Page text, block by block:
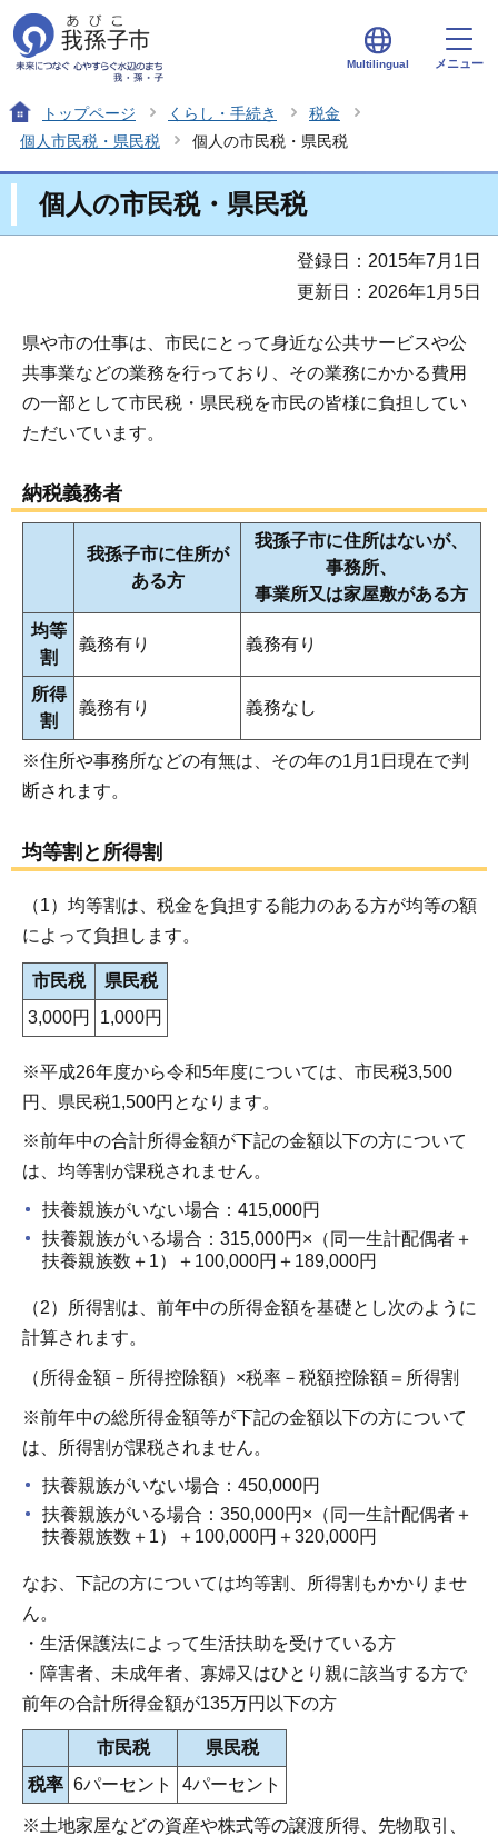
Multilingual メニュー
トップページ くらし・手続き
税金
個人市民税・県民税
個人の市民税・県民税
個人の市民税・県民税
登録日：2015年7月1日
更新日：2026年1月5日
県や市の仕事は、市民にとって身近な公共サービスや公
共事業などの業務を行っており、その業務にかかる費用
の一部として市民税・県民税を市民の皆様に負担してい
ただいています。
納税義務者
我孫子市に住所が
ある方
我孫子市に住所はないが、
事務所、
事業所又は家屋敷がある方
均等
割
義務有り 義務有り
所得
割
義務有り 義務なし
※住所や事務所などの有無は、その年の1月1日現在で判
断されます。
均等割と所得割
（1）均等割は、税金を負担する能力のある方が均等の額
によって負担します。
市民税
県民税
3,000円
1,000円
※平成26年度から令和5年度については、市民税3,500
円、県民税1,500円となります。
※前年中の合計所得金額が下記の金額以下の方について
は、均等割が課税されません。
扶養親族がいない場合：415,000円
扶養親族がいる場合：315,000円×（同一生計配偶者＋
扶養親族数＋1）＋100,000円＋189,000円
（2）所得割は、前年中の所得金額を基礎とし次のように
計算されます。
（所得金額－所得控除額）×税率－税額控除額＝所得割
※前年中の総所得金額等が下記の金額以下の方について
は、所得割が課税されません。
扶養親族がいない場合：450,000円
扶養親族がいる場合：350,000円×（同一生計配偶者＋
扶養親族数＋1）＋100,000円＋320,000円
なお、下記の方については均等割、所得割もかかりませ
ん。
・生活保護法によって生活扶助を受けている方
・障害者、未成年者、寡婦又はひとり親に該当する方で
前年の合計所得金額が135万円以下の方
市民税
県民税
税率 6パーセント 4パーセント
※土地家屋などの資産や株式等の譲渡所得、先物取引、